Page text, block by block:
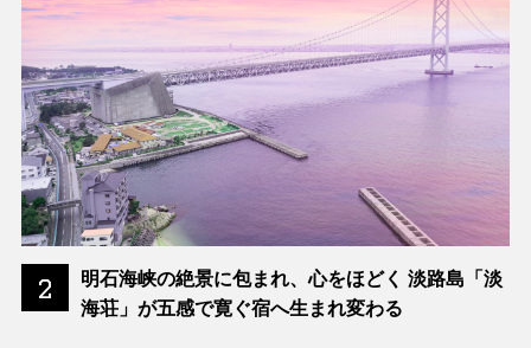
2
明石海峡の絶景に包まれ、心をほどく 淡路島「淡
海荘」が五感で寛ぐ宿へ生まれ変わる